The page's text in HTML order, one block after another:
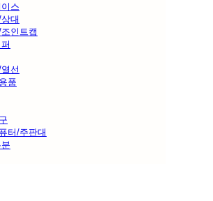
스
대
인트캡
선
품
터/주판대